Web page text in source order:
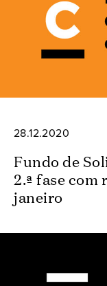
28.12.2020
Fundo de
2.ª fase com
janeiro